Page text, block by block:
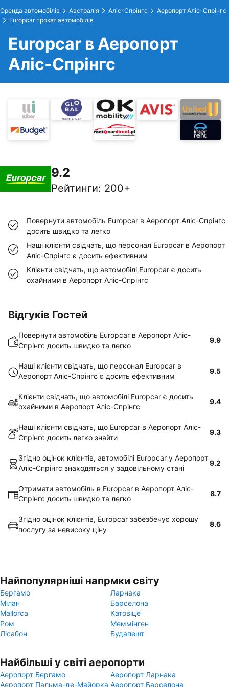
Оренда автомобілів Австралія Аліс-Спрінгс
Аеропорт Аліс-Спрінгс
Europcar прокат автомобілів
Europcar в Аеропорт
Аліс-Спрінгс
9.2
Рейтинги: 200+
Повернути автомобіль Europcar в Аеропорт Аліс-Спрінгс
досить швидко та легко
Наші клієнти свідчать, що персонал Europcar в Аеропорт
Аліс-Спрінгс є досить ефективним
Клієнти свідчать, що автомобілі Europcar є досить
охайними в Аеропорт Аліс-Спрінгс
Відгуків Гостей
Повернути автомобіль Europcar в Аеропорт Аліс-
Спрінгс досить швидко та легко
9.9
Наші клієнти свідчать, що персонал Europcar в
Аеропорт Аліс-Спрінгс є досить ефективним
9.5
Клієнти свідчать, що автомобілі Europcar є досить
охайними в Аеропорт Аліс-Спрінгс
9.4
Наші клієнти свідчать, що Europcar в Аеропорт Аліс-
Спрінгс досить легко знайти
9.3
Згідно оцінок клієнтів, автомобілі Europcar у Аеропорт
Аліс-Спрінгс знаходяться у задовільному стані
9.2
Отримати автомобіль в Europcar в Аеропорт Аліс-
Спрінгс досить швидко та легко
8.7
Згідно оцінок клієнтів, Europcar забезбечує хорошу
послугу за невисоку ціну
8.6
Найпопулярніші напрмки світу
Бергамо
Ларнака
Мілан
Барселона
Mallorca
Катовіце
Ром
Меммінген
Лісабон
Будапешт
Найбільші у світі аеропорти
Аеропорт Бергамо
Аеропорт Ларнака
Аеропорт Пальма-де-Майорка Аеропорт Барселона